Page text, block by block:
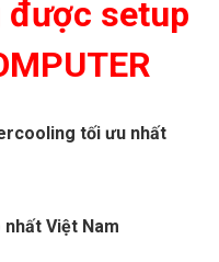
được setup
tối ưu nhất
Việt Nam